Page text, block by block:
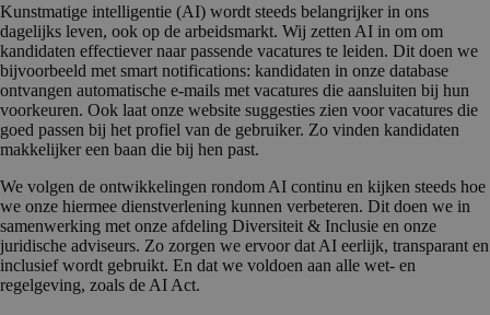
Kunstmatige intelligentie (AI) wordt steeds belangrijker in ons
dagelijks leven, ook op de arbeidsmarkt. Wij zetten AI in om om
kandidaten effectiever naar passende vacatures te leiden. Dit doen we
bijvoorbeeld met smart notifications: kandidaten in onze database
ontvangen automatische e-mails met vacatures die aansluiten bij hun
voorkeuren. Ook laat onze website suggesties zien voor vacatures die
goed passen bij het profiel van de gebruiker. Zo vinden kandidaten
makkelijker een baan die bij hen past.
We volgen de ontwikkelingen rondom AI continu en kijken steeds hoe
we onze hiermee dienstverlening kunnen verbeteren. Dit doen we in
samenwerking met onze afdeling Diversiteit & Inclusie en onze
juridische adviseurs. Zo zorgen we ervoor dat AI eerlijk, transparant en
inclusief wordt gebruikt. En dat we voldoen aan alle wet- en
regelgeving, zoals de AI Act.